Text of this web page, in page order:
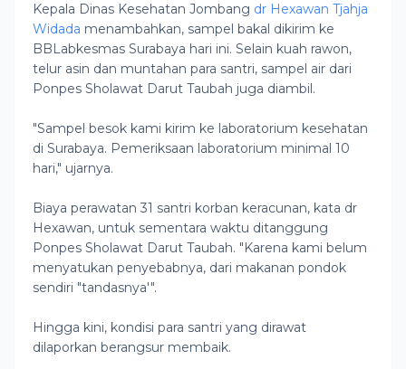
Kepala Dinas Kesehatan Jombang dr Hexawan Tjahja
Widada menambahkan, sampel bakal dikirim ke
BBLabkesmas Surabaya hari ini. Selain kuah rawon,
telur asin dan muntahan para santri, sampel air dari
Ponpes Sholawat Darut Taubah juga diambil.
"Sampel besok kami kirim ke laboratorium kesehatan
di Surabaya. Pemeriksaan laboratorium minimal 10
hari," ujarnya.
Biaya perawatan 31 santri korban keracunan, kata dr
Hexawan, untuk sementara waktu ditanggung
Ponpes Sholawat Darut Taubah. "Karena kami belum
menyatukan penyebabnya, dari makanan pondok
sendiri "tandasnya'".
Hingga kini, kondisi para santri yang dirawat
dilaporkan berangsur membaik.